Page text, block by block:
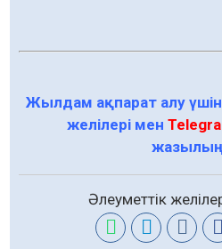
Жылдам ақпарат алу үшін
желілері мен
Әлеуметтік